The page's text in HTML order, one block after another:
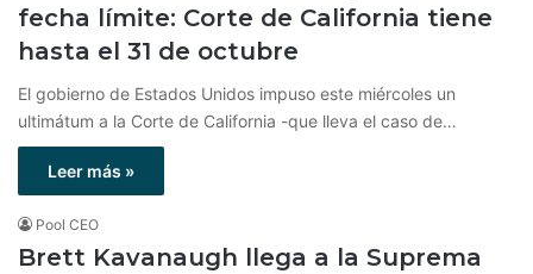
fecha límite: Corte de California tiene
hasta el 31 de octubre
El gobierno de Estados Unidos impuso este miércoles un
ultimátum a la Corte de California -que lleva el caso de…
Leer más »
Pool CEO
Brett Kavanaugh llega a la Suprema